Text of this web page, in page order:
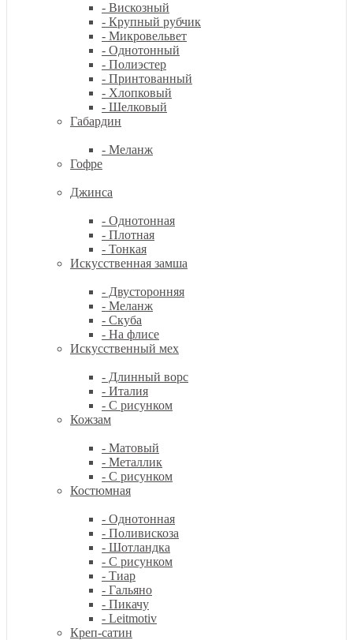
- Вискозный
- Крупный рубчик
- Микровельвет
- Однотонный
- Полиэстер
- Принтованный
- Хлопковый
- Шелковый
Габардин
- Меланж
Гофре
Джинса
- Однотонная
- Плотная
- Тонкая
Искусственная замша
- Двусторонняя
- Меланж
- Скуба
- На флисе
Искусственный мех
- Длинный ворс
- Италия
- С рисунком
Кожзам
- Матовый
- Металлик
- С рисунком
Костюмная
- Однотонная
- Поливискоза
- Шотландка
- С рисунком
- Тиар
- Гальяно
- Пикачу
- Leitmotiv
Креп-сатин